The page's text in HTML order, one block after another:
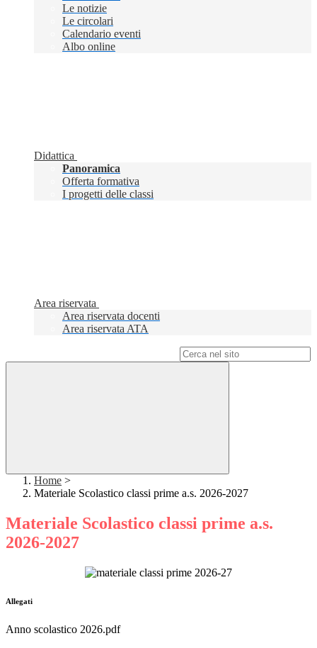
Le notizie
Le circolari
Calendario eventi
Albo online
Didattica
Panoramica
Offerta formativa
I progetti delle classi
Area riservata
Area riservata docenti
Area riservata ATA
Home >
Materiale Scolastico classi prime a.s. 2026-2027
Materiale Scolastico classi prime a.s.
2026-2027
Allegati
Anno scolastico 2026.pdf